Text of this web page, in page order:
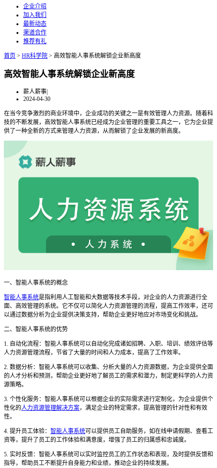
企业介绍
加入我们
最新动态
渠道合作
推荐有礼
首页 > HR科学院 > 高效智能人事系统解锁企业新高度
高效智能人事系统解锁企业新高度
薪人薪事|
2024-04-30
在当今竞争激烈的商业环境中，企业成功的关键之一是有效管理人力资源。随着科
技的不断发展，高效智能人事系统已经成为企业管理的重要工具之一，它为企业提
供了一种全新的方式来管理人力资源，从而解锁了企业发展的新高度。
一、智能人事系统的概念
智能人事系统是指利用人工智能和大数据等技术手段，对企业的人力资源进行全
面、高效管理的系统。它不仅可以简化人力资源管理的流程，提高工作效率，还可
以通过数据分析为企业提供决策支持，帮助企业更好地应对市场变化和挑战。
二、智能人事系统的优势
1. 自动化流程：智能人事系统可以自动化完成诸如招聘、入职、培训、绩效评估等
人力资源管理流程，节省了大量的时间和人力成本，提高了工作效率。
2. 数据分析：智能人事系统可以收集、分析大量的人力资源数据，为企业提供全面
的人才分析和预测，帮助企业更好地了解员工的需求和潜力，制定更科学的人力资
源策略。
3. 个性化服务：智能人事系统可以根据企业的实际需求进行定制化，为企业提供个
性化的人力资源管理解决方案，满足企业的特定需求，提高管理的针对性和有效
性。
4. 提升员工体验： 智能人事系统可以提供员工自助服务，如在线申请假期、查看工
资等，提升了员工的工作体验和满意度，增强了员工的归属感和忠诚度。
5. 实时反馈：智能人事系统可以实时监控员工的工作状态和表现，及时提供反馈和
指导，帮助员工不断提升自身能力和业绩，推动企业的持续发展。